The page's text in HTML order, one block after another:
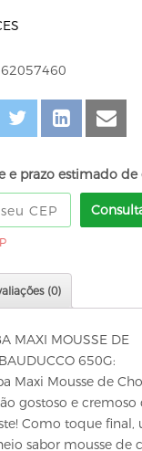
e prazo estimado de
(0)
MAXI MOUSSE DE
650G:
Maxi Mousse de
gostoso e cremoso
Como toque final,
sabor mousse de